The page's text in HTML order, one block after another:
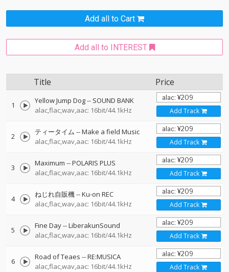
Add all to Cart
Add all to INTEREST
Title Price
1 Yellow Jump Dog-- SOUND BANK
alac,flac,wav,aac: 16bit/44.1kHz
Add Track
2 ティータイム --Make a field Music
alac,flac,wav,aac: 16bit/44.1kHz
Add Track
3 Maximum --POLARIS PLUS
alac,flac,wav,aac: 16bit/44.1kHz
Add Track
4 ねじれ自販機--Ku-on REC
alac,flac,wav,aac: 16bit/44.1kHz
Add Track
5 Fine Day--LiberakunSound
alac,flac,wav,aac: 16bit/44.1kHz
Add Track
6 Road of Teaes --RE:MUSICA
alac,flac,wav,aac: 16bit/44.1kHz
Add Track